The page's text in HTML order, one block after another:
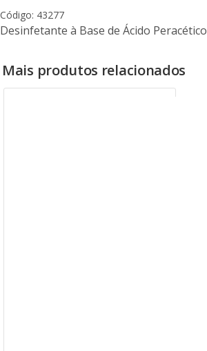
Código: 43277
Desinfetante à Base de Ácido Peracético
Mais produtos relacionados